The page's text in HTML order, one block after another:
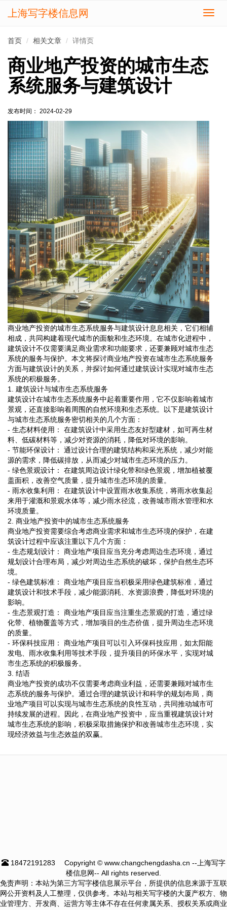
切
上海写字楼信息网
首页 相关文章 详情页
商业地产投资的城市生态
系统服务与建筑设计
发布时间： 2024-02-29
商业地产投资的城市生态系统服务与建筑设计息息相关，它们相辅
相成，共同构建着现代城市的面貌和生态环境。在城市化进程中，
建筑设计不仅需要满足商业需求和功能要求，还要兼顾对城市生态
系统的服务与保护。本文将探讨商业地产投资在城市生态系统服务
方面与建筑设计的关系，并探讨如何通过建筑设计实现对城市生态
系统的积极服务。
1. 建筑设计与城市生态系统服务
建筑设计在城市生态系统服务中起着重要作用，它不仅影响着城市
景观，还直接影响着周围的自然环境和生态系统。以下是建筑设计
与城市生态系统服务密切相关的几个方面：
- 生态材料使用： 在建筑设计中采用生态友好型建材，如可再生材
料、低碳材料等，减少对资源的消耗，降低对环境的影响。
- 节能环保设计： 通过设计合理的建筑结构和采光系统，减少对能
源的需求，降低碳排放，从而减少对城市生态环境的压力。
- 绿色景观设计： 在建筑周边设计绿化带和绿色景观，增加植被覆
盖面积，改善空气质量，提升城市生态环境的质量。
- 雨水收集利用： 在建筑设计中设置雨水收集系统，将雨水收集起
来用于灌溉和景观水体等，减少雨水径流，改善城市雨水管理和水
环境质量。
2. 商业地产投资中的城市生态系统服务
商业地产投资需要综合考虑商业需求和城市生态环境的保护，在建
筑设计过程中应该注重以下几个方面：
- 生态规划设计： 商业地产项目应当充分考虑周边生态环境，通过
规划设计合理布局，减少对周边生态系统的破坏，保护自然生态环
境。
- 绿色建筑标准： 商业地产项目应当积极采用绿色建筑标准，通过
建筑设计和技术手段，减少能源消耗、水资源浪费，降低对环境的
影响。
- 生态景观打造： 商业地产项目应当注重生态景观的打造，通过绿
化带、植物覆盖等方式，增加项目的生态价值，提升周边生态环境
的质量。
- 环保科技应用： 商业地产项目可以引入环保科技应用，如太阳能
发电、雨水收集利用等技术手段，提升项目的环保水平，实现对城
市生态系统的积极服务。
3. 结语
商业地产投资的成功不仅需要考虑商业利益，还需要兼顾对城市生
态系统的服务与保护。通过合理的建筑设计和科学的规划布局，商
业地产项目可以实现与城市生态系统的良性互动，共同推动城市可
持续发展的进程。因此，在商业地产投资中，应当重视建筑设计对
城市生态系统的影响，积极采取措施保护和改善城市生态环境，实
现经济效益与生态效益的双赢。
18472191283
Copyright © www.changchengdasha.cn --上海写字
楼信息网-- All rights reserved.
免责声明：本站为第三方写字楼信息展示平台，所提供的信息来源于互联
网公开资料及人工整理，仅供参考。本站与相关写字楼的大厦产权方、物
业管理方、开发商、运营方等主体不存在任何隶属关系、授权关系或商业